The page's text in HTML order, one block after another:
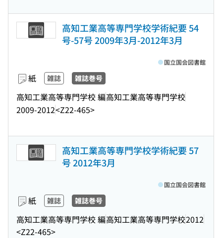
高知工業高等専門学校学術紀要 54
号-57号 2009年3月-2012年3月
紙 雑誌 雑誌巻号
高知工業高等専門学校 編高知工業高等専門学校
2009-2012<Z22-465>
国立国会図書館
高知工業高等専門学校学術紀要 57
号 2012年3月
紙 雑誌 雑誌巻号
高知工業高等専門学校 編高知工業高等専門学校2012
<Z22-465>
国立国会図書館